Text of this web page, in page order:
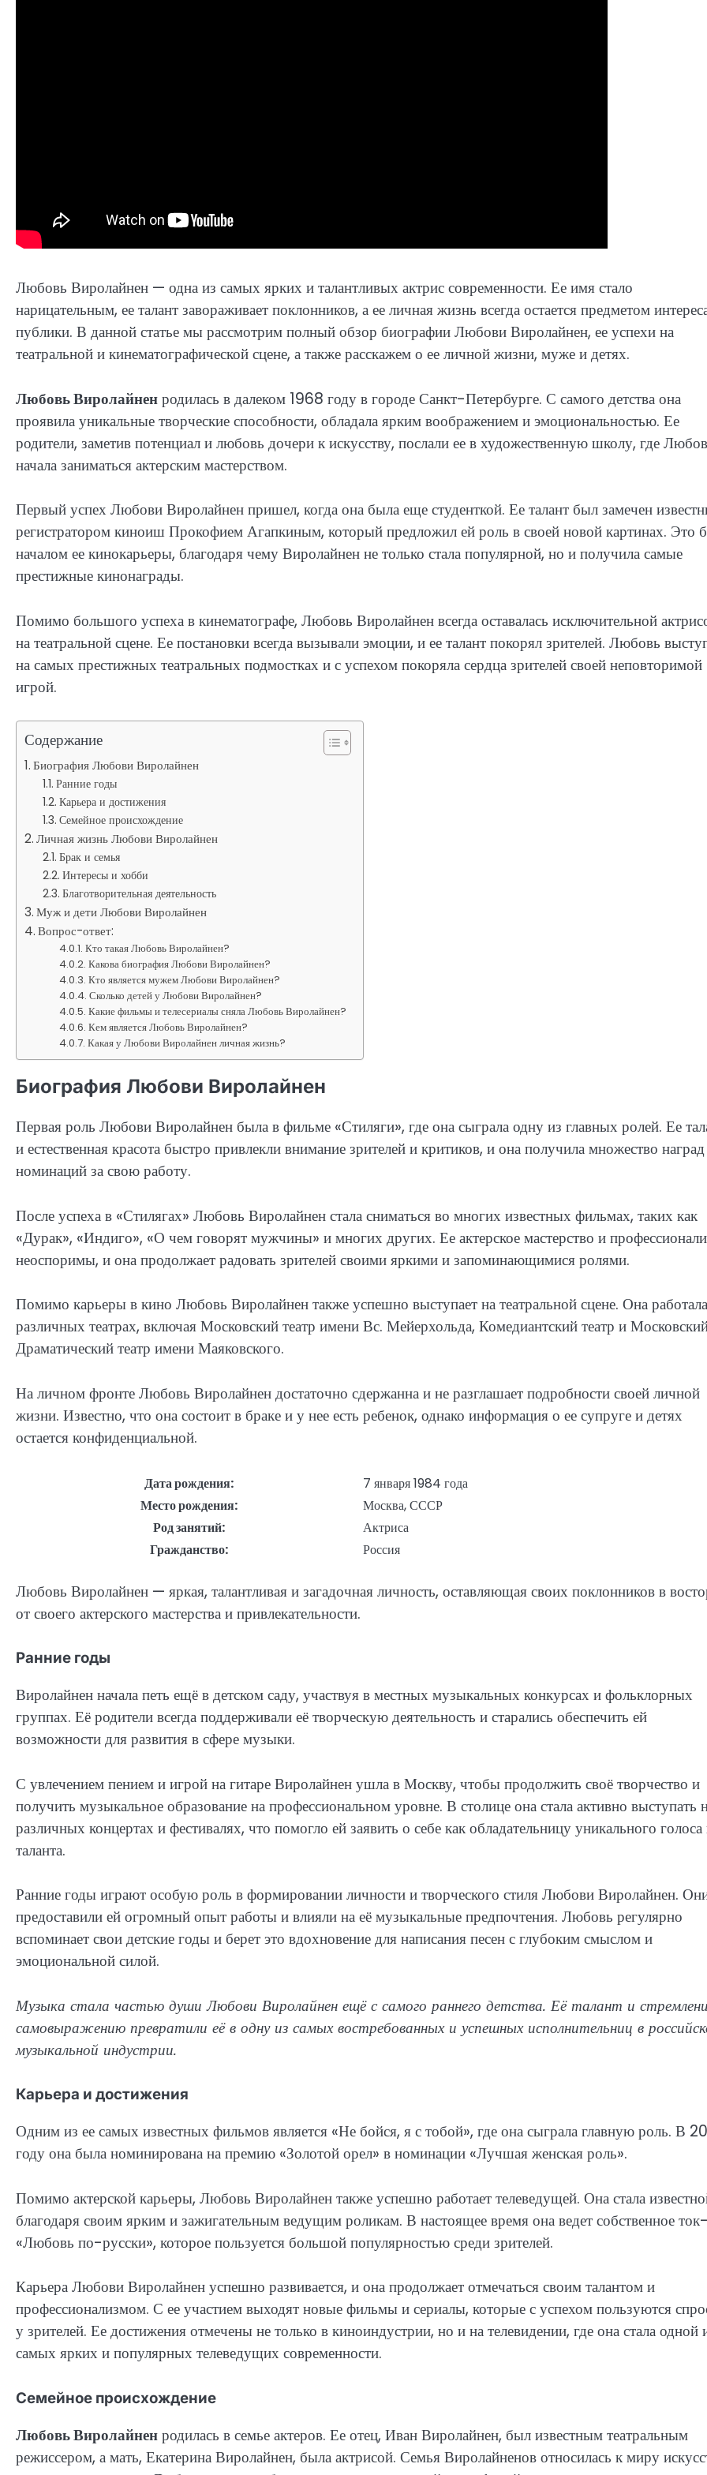
Любовь Виролайнен — одна из самых ярких и талантливых актрис современности. Ее имя стало
нарицательным, ее талант завораживает поклонников, а ее личная жизнь всегда остается предметом
публики. В данной статье мы рассмотрим полный обзор биографии Любови Виролайнен, ее успехи на
театральной и кинематографической сцене, а также расскажем о ее личной жизни, муже и детях.
Любовь Виролайненродилась в далеком 1968 году в городе Санкт-Петербурге. С самого детства она
проявила уникальные творческие способности, обладала ярким воображением и эмоциональностью. Ее
родители, заметив потенциал и любовь дочери к искусству, послали ее в художественную школу, где
начала заниматься актерским мастерством.
Первый успех Любови Виролайнен пришел, когда она была еще студенткой. Ее талант был замечен
регистратором киноиш Прокофием Агапкиным, который предложил ей роль в своей новой картинах. Это
началом ее кинокарьеры, благодаря чему Виролайнен не только стала популярной, но и получила самые
престижные кинонаграды.
Помимо большого успеха в кинематографе, Любовь Виролайнен всегда оставалась исключительной
на театральной сцене. Ее постановки всегда вызывали эмоции, и ее талант покорял зрителей. Любовь
на самых престижных театральных подмостках и с успехом покоряла сердца зрителей своей неповторимой
игрой.
Содержание
Биография Любови Виролайнен
Ранние годы
Карьера и достижения
Семейное происхождение
Личная жизнь Любови Виролайнен
Брак и семья
Интересы и хобби
Благотворительная деятельность
Муж и дети Любови Виролайнен
Вопрос-ответ:
Кто такая Любовь Виролайнен?
Какова биография Любови Виролайнен?
Кто является мужем Любови Виролайнен?
Сколько детей у Любови Виролайнен?
Какие фильмы и телесериалы сняла Любовь Виролайнен?
Кем является Любовь Виролайнен?
Какая у Любови Виролайнен личная жизнь?
Биография Любови Виролайнен
Первая роль Любови Виролайнен была в фильме «Стиляги», где она сыграла одну из главных ролей. Ее
и естественная красота быстро привлекли внимание зрителей и критиков, и она получила множество
номинаций за свою работу.
После успеха в «Стилягах» Любовь Виролайнен стала сниматься во многих известных фильмах, таких как
«Дурак», «Индиго», «О чем говорят мужчины» и многих других. Ее актерское мастерство и
неоспоримы, и она продолжает радовать зрителей своими яркими и запоминающимися ролями.
Помимо карьеры в кино Любовь Виролайнен также успешно выступает на театральной сцене. Она
различных театрах, включая Московский театр имени Вс. Мейерхольда, Комедиантский театр и
Драматический театр имени Маяковского.
На личном фронте Любовь Виролайнен достаточно сдержанна и не разглашает подробности своей личной
жизни. Известно, что она состоит в браке и у нее есть ребенок, однако информация о ее супруге и детях
остается конфиденциальной.
Дата рождения:
7 января 1984 года
Место рождения:
Москва, СССР
Род занятий:
Актриса
Гражданство:
Россия
Любовь Виролайнен — яркая, талантливая и загадочная личность, оставляющая своих поклонников в
от своего актерского мастерства и привлекательности.
Ранние годы
Виролайнен начала петь ещё в детском саду, участвуя в местных музыкальных конкурсах и фольклорных
группах. Её родители всегда поддерживали её творческую деятельность и старались обеспечить ей
возможности для развития в сфере музыки.
С увлечением пением и игрой на гитаре Виролайнен ушла в Москву, чтобы продолжить своё творчество и
получить музыкальное образование на профессиональном уровне. В столице она стала активно выступать
различных концертах и фестивалях, что помогло ей заявить о себе как обладательницу уникального голоса
таланта.
Ранние годы играют особую роль в формировании личности и творческого стиля Любови Виролайнен.
предоставили ей огромный опыт работы и влияли на её музыкальные предпочтения. Любовь регулярно
вспоминает свои детские годы и берет это вдохновение для написания песен с глубоким смыслом и
эмоциональной силой.
Музыка стала частью души Любови Виролайнен ещё с самого раннего детства. Её талант и
самовыражению превратили её в одну из самых востребованных и успешных исполнительниц в
музыкальной индустрии.
Карьера и достижения
Одним из ее самых известных фильмов является «Не бойся, я с тобой», где она сыграла главную роль. В
году она была номинирована на премию «Золотой орел» в номинации «Лучшая женская роль».
Помимо актерской карьеры, Любовь Виролайнен также успешно работает телеведущей. Она стала
благодаря своим ярким и зажигательным ведущим роликам. В настоящее время она ведет собственное
«Любовь по-русски», которое пользуется большой популярностью среди зрителей.
Карьера Любови Виролайнен успешно развивается, и она продолжает отмечаться своим талантом и
профессионализмом. С ее участием выходят новые фильмы и сериалы, которые с успехом пользуются
у зрителей. Ее достижения отмечены не только в киноиндустрии, но и на телевидении, где она стала одной
самых ярких и популярных телеведущих современности.
Семейное происхождение
Любовь Виролайненродилась в семье актеров. Ее отец, Иван Виролайнен, был известным театральным
режиссером, а мать, Екатерина Виролайнен, была актрисой. Семья Виролайненов относилась к миру